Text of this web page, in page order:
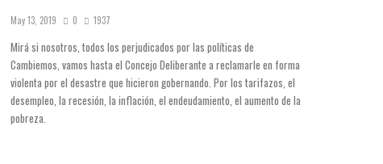
May 13, 2019 0 1937
Mirá si nosotros, todos los perjudicados por las políticas de
Cambiemos, vamos hasta el Concejo Deliberante a reclamarle en forma
violenta por el desastre que hicieron gobernando. Por los tarifazos, el
desempleo, la recesión, la inflación, el endeudamiento, el aumento de la
pobreza.